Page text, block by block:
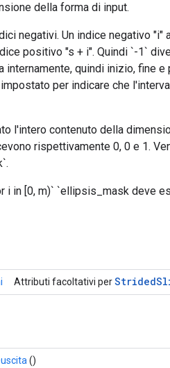
della forma di input.
negativi. Un indice negativo
positivo "s + i". Quindi `-1`
internamente, quindi inizio, fine
per indicare che
l'intero contenuto della
rispettivamente 0, 0 e 1.
i in [0, m)` `ellipsis_mask deve
Attributi facoltativi perStrided
()